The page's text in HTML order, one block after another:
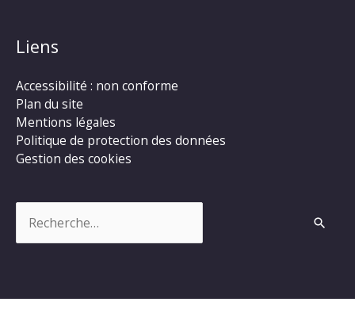
Liens
Accessibilité : non conforme
Plan du site
Mentions légales
Politique de protection des données
Gestion des cookies